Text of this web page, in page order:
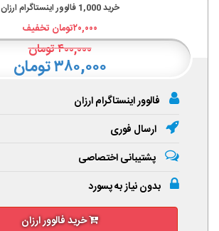
خرید1,000 فالوور اینستاگرام ارزان
۲۰,۰۰۰تومان تخفیف
۴۰۰,۰۰۰تومان
۳۸۰,۰۰۰ تومان
فالوور اینستاگرام ارزان
ارسال فوری
پشتیبانی اختصاصی
بدون نیاز به پسورد
خرید فالوور ارزان